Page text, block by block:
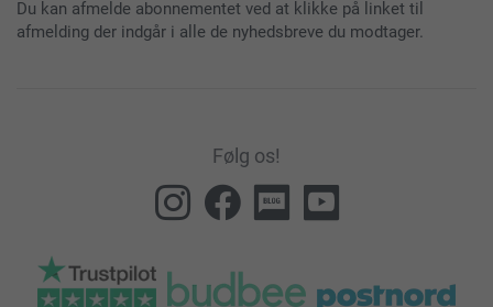
Du kan afmelde abonnementet ved at klikke på linket til
afmelding der indgår i alle de nyhedsbreve du modtager.
Følg os!